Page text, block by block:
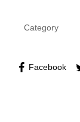
Category
Facebook